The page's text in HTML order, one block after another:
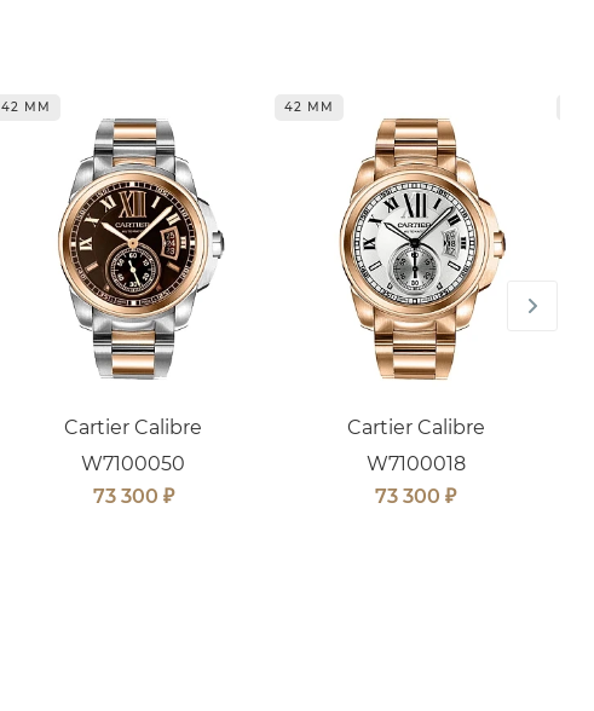
42 ММ
Cartier Calibre
W7100050
73 300 ₽
42 ММ
Cartier Calibre
W7100018
73 300 ₽